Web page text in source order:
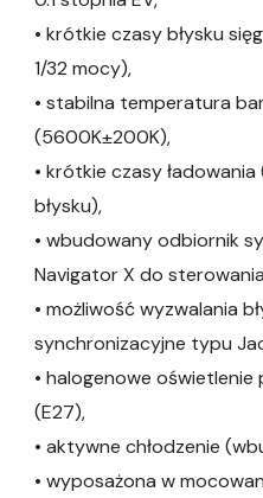
• krótkie czasy błysku
1/32 mocy),
• stabilna temperatura
(5600K±200K),
• krótkie czasy ładowania
błysku),
• wbudowany odbiornik
Navigator X do
• możliwość wyzwalania
synchronizacyjne typu
• halogenowe
(E27),
• aktywne chłodzenie
• wyposażona w